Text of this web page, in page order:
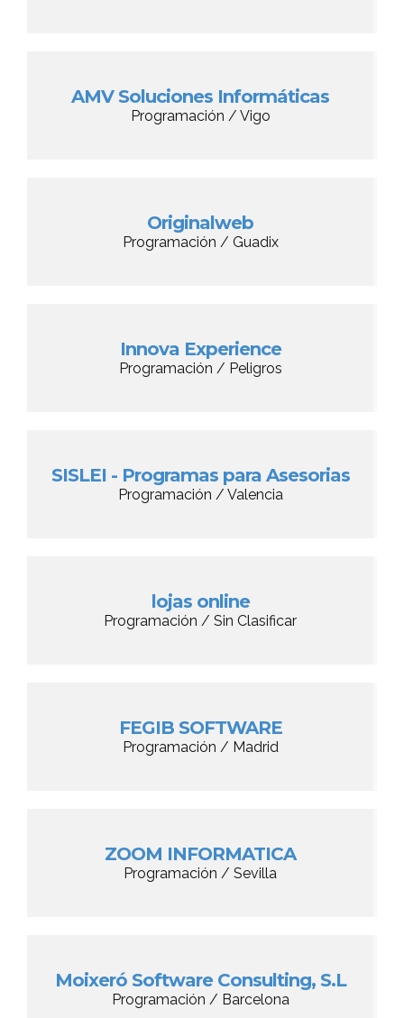
AMV Soluciones Informáticas
Programación / Vigo
Originalweb
Programación / Guadix
Innova Experience
Programación / Peligros
SISLEI - Programas para Asesorias
Programación / Valencia
lojas online
Programación / Sin Clasificar
FEGIB SOFTWARE
Programación / Madrid
ZOOM INFORMATICA
Programación / Sevilla
Moixeró Software Consulting, S.L
Programación / Barcelona